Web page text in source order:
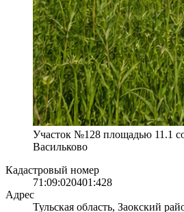
Участок №128 площадью 11.1
Васильково
Кадастровый номер
71:09:020401:428
Адрес
Тульская область, Заокский